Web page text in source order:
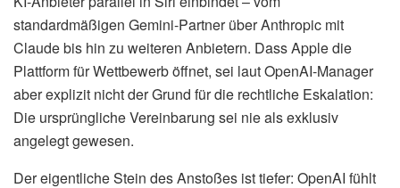
standardmäßigen Gemini-Partner über Anthropic mit
Claude bis hin zu weiteren Anbietern. Dass Apple die
Plattform für Wettbewerb öffnet, sei laut OpenAI-Manager
aber explizit nicht der Grund für die rechtliche Eskalation:
Die ursprüngliche Vereinbarung sei nie als exklusiv
angelegt gewesen.
Der eigentliche Stein des Anstoßes ist tiefer: OpenAI fühlt